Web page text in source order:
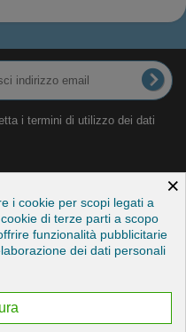
i termini di utilizzo dei dati
×
i cookie per scopi legati a
di terze parti a scopo
funzionalità pubblicitarie
dei dati personali